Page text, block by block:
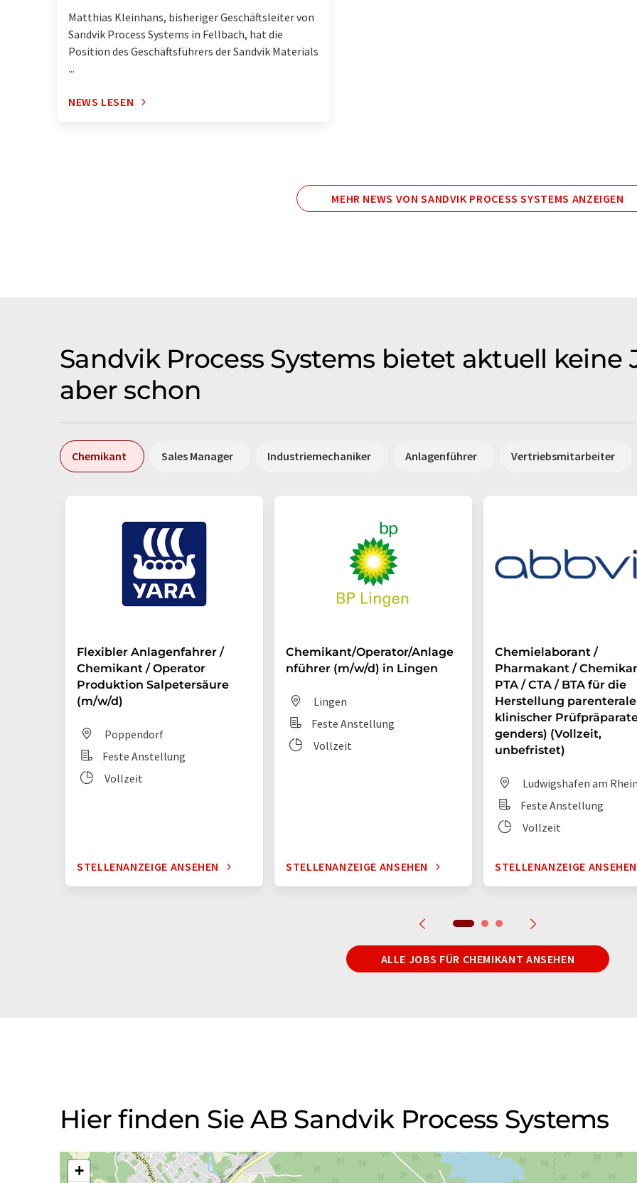
Matthias Kleinhans, bisheriger Geschäftsleiter von
Sandvik Process Systems in Fellbach, hat die
Position des Geschäftsführers der Sandvik Materials
...
NEWS LESEN
MEHR NEWS VON SANDVIK PROCESS SYSTEMS ANZEIGEN
Sandvik Process Systems bietet aktuell keine
aber schon
Chemikant Sales Manager Industriemechaniker Anlagenführer Vertriebsmitarbeiter
Flexibler Anlagenfahrer /
Chemikant / Operator
Produktion Salpetersäure
(m/w/d)
Poppendorf
Feste Anstellung
Vollzeit
STELLENANZEIGE ANSEHEN
Chemikant/Operator/Anlage
nführer (m/w/d) in Lingen
Lingen
Feste Anstellung
Vollzeit
STELLENANZEIGE ANSEHEN
Chemielaborant /
Pharmakant /
PTA / CTA / BTA für die
Herstellung
klinischer
genders) (Vollzeit,
unbefristet)
Ludwigshafen am
Feste Anstellung
Vollzeit
STELLENANZEIGE ANSEHEN
ALLE JOBS FÜR CHEMIKANT ANSEHEN
Hier finden Sie AB Sandvik Process Systems
+